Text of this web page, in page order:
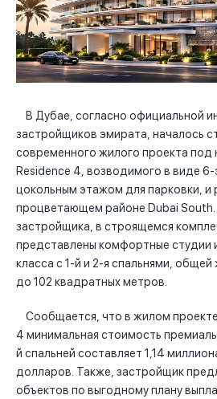
В Дубае, согласно официальной
застройщиков эмирата, началось
современного жилого проекта под
Residence 4, возводимого в виде
цокольным этажом для парковки, и
процветающем районе Dubai
застройщика, в строящемся
представлены комфортные студии
класса с 1-й и 2-я спальнями,
до 102 квадратных метров.
Сообщается, что в жилом проекте
4 минимальная стоимость
й спальней составляет 1,14
долларов. Также, застройщик
объектов по выгодному плану